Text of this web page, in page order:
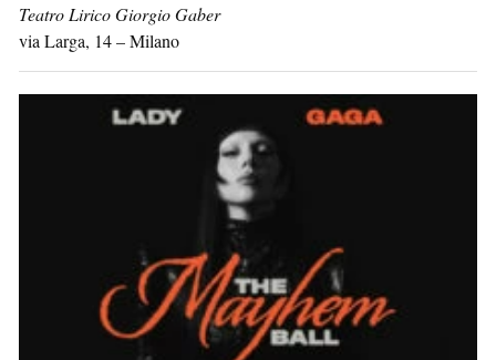
Teatro Lirico Giorgio Gaber
via Larga, 14–Milano